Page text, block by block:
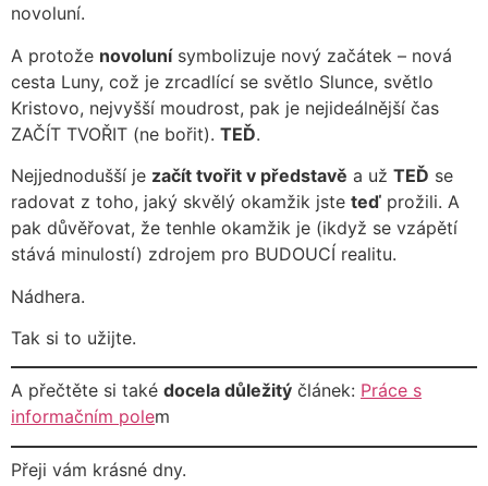
novoluní.
A protože novolunísymbolizuje nový začátek – nová
cesta Luny, což je zrcadlící se světlo Slunce, světlo
Kristovo, nejvyšší moudrost, pak je nejideálnější čas
ZAČÍT TVOŘIT (ne bořit). TEĎ.
Nejjednodušší je začít tvořit v představě a už TEĎ se
radovat z toho, jaký skvělý okamžik jste teď prožili. A
pak důvěřovat, že tenhle okamžik je (ikdyž se vzápětí
stává minulostí) zdrojem pro BUDOUCÍ realitu.
Nádhera.
Tak si to užijte.
A přečtěte si také docela důležitý článek: Práce s
informačním polem
Přeji vám krásné dny.